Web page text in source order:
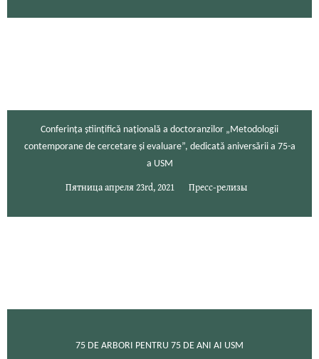
Conferința științifică națională a doctoranzilor „Metodologii
contemporane de cercetare și evaluare”, dedicată aniversării a 75-a
a USM
Пятница апреля 23rd, 2021 Пресс-релизы
75 DE ARBORI PENTRU 75 DE ANI AI USM